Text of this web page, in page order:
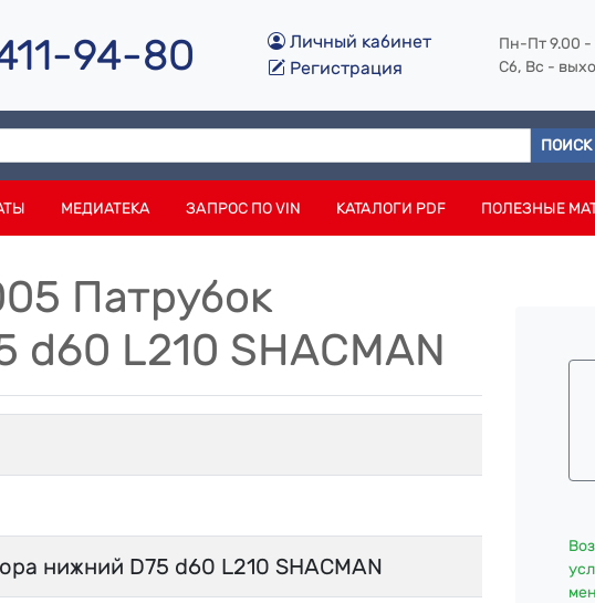
94-80
Личный кабинет
Регистрация
Пн-Пт 9.00 -
Сб, Вс -
ПОИСК
МЕДИАТЕКА ЗАПРОС ПО VIN КАТАЛОГИ PDF ПОЛЕЗНЫЕ
Патрубок
d60 L210 SHACMAN
нижний D75 d60 L210 SHACMAN